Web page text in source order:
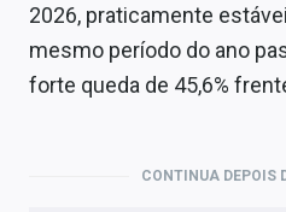
Mercados
Economia
2026, praticamente
mesmo período do ano
forte queda de 45,6%
CONTINUA DEPOIS